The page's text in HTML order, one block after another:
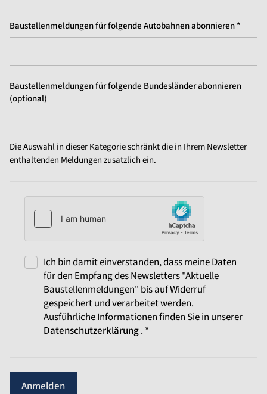
Baustellenmeldungen für folgende Autobahnen abonnieren *
Baustellenmeldungen für folgende Bundesländer abonnieren
(optional)
Die Auswahl in dieser Kategorie schränkt die in Ihrem Newsletter
enthaltenden Meldungen zusätzlich ein.
Ich bin damit einverstanden, dass meine Daten
für den Empfang des Newsletters "Aktuelle
Baustellenmeldungen" bis auf Widerruf
gespeichert und verarbeitet werden.
Ausführliche Informationen finden Sie in unserer
Datenschutzerklärung . *
Anmelden